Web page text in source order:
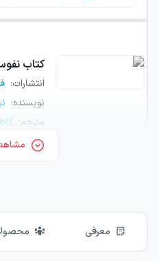
کتاب
انتشارات:
نویسنده:
مترجم:
معرفی